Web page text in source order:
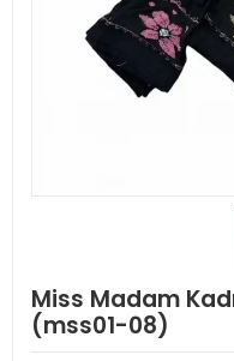
Miss Madam
(mss01-08)